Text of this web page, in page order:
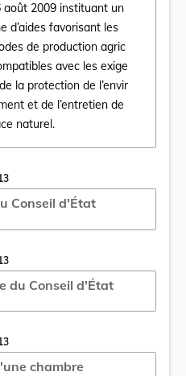
août 2009 instituant un
d’aides favorisant les
de production agric
avec les exige
la protection de l’envir
et de l’entretien de
naturel.
le document Règlement grand-
Conseil d'État
du Conseil d'État
chambre